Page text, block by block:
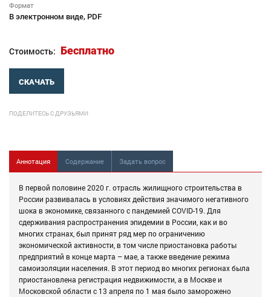
Формат
В электронном виде, PDF
Стоимость: Бесплатно
СКАЧАТЬ
ПОДЕЛИТЕСЬ С ДРУЗЬЯМИ
Аннотация Содержание Задать вопрос
В первой половине 2020 г. отрасль жилищного строительства в
России развивалась в условиях действия значимого негативного
шока в экономике, связанного с пандемией COVID-19. Для
сдерживания распространения эпидемии в России, как и во
многих странах, был принят ряд мер по ограничению
экономической активности, в том числе приостановка работы
предприятий в конце марта – мае, а также введение режима
самоизоляции населения. В этот период во многих регионах была
приостановлена регистрация недвижимости, а в Москве и
Московской области с 13 апреля по 1 мая было заморожено